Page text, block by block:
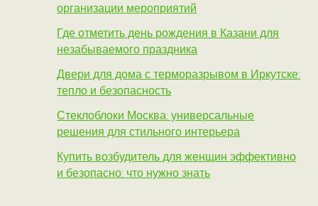
организации мероприятий
Где отметить день рождения в Казани для
незабываемого праздника
Двери для дома с терморазрывом в Иркутске:
тепло и безопасность
Стеклоблоки Москва: универсальные
решения для стильного интерьера
Купить возбудитель для женщин эффективно
и безопасно: что нужно знать